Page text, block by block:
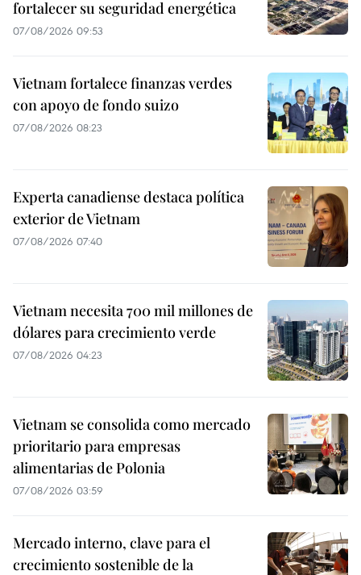
fortalecer su seguridad energética
07/08/2026 09:53
Vietnam fortalece finanzas verdes
con apoyo de fondo suizo
07/08/2026 08:23
Experta canadiense destaca política
exterior de Vietnam
07/08/2026 07:40
Vietnam necesita 700 mil millones de
dólares para crecimiento verde
07/08/2026 04:23
Vietnam se consolida como mercado
prioritario para empresas
alimentarias de Polonia
07/08/2026 03:59
Mercado interno, clave para el
crecimiento sostenible de la